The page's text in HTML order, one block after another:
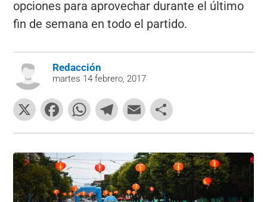
opciones para aprovechar durante el último
fin de semana en todo el partido.
Redacción
martes 14 febrero, 2017
X
F
a
c
e
b
W
h
at
s
A
T
el
e
gr
a
E
m
ai
l
o
m
p
ar